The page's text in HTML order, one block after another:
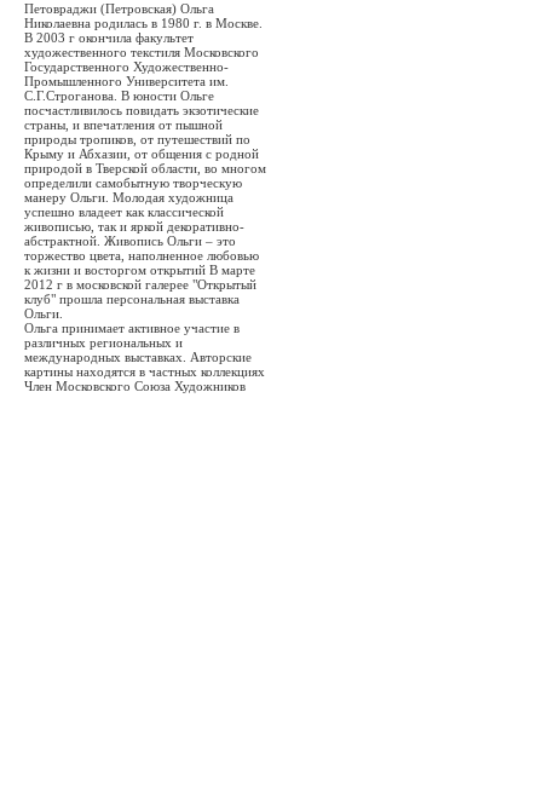
Петовраджи (Петровская) Ольга
Николаевна родилась в 1980 г. в Москве.
В 2003 г окончила факультет
художественного текстиля Московского
Государственного Художественно-
Промышленного Университета им.
С.Г.Строганова. В юности Ольге
посчастливилось повидать экзотические
страны, и впечатления от пышной
природы тропиков, от путешествий по
Крыму и Абхазии, от общения с родной
природой в Тверской области, во многом
определили самобытную творческую
манеру Ольги. Молодая художница
успешно владеет как классической
живописью, так и яркой декоративно-
абстрактной. Живопись Ольги – это
торжество цвета, наполненное любовью
к жизни и восторгом открытий В марте
2012 г в московской галерее "Открытый
клуб" прошла персональная выставка
Ольги.
Ольга принимает активное участие в
различных региональных и
международных выставках. Авторские
картины находятся в частных коллекциях
Член Московского Союза Художников